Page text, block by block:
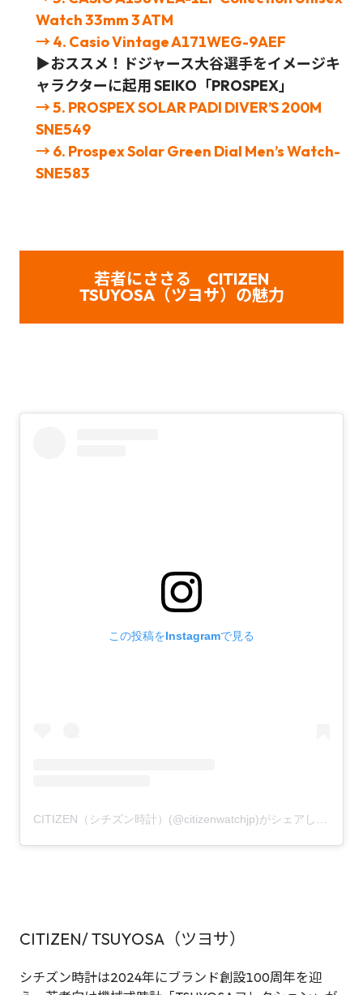
Watch 33mm 3 ATM
→ 4. Casio Vintage A171WEG-9AEF
▶おススメ！ ドジャース大谷選手をイメージキ
ャラクターに起用 SEIKO 「PROSPEX」
→ 5. PROSPEX SOLAR PADI DIVER’S 200M
SNE549
→ 6. Prospex Solar Green Dial Men’s Watch-
SNE583
若者にささる CITIZEN
TSUYOSA（ツヨサ）の魅力
この投稿をInstagramで見る
CITIZEN/ TSUYOSA（ツヨサ）
シチズン時計は2024年にブランド創設100周年を迎